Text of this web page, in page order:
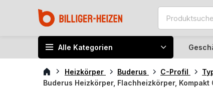
Alle Kategorien
Heizkörper Buderus C-Profil
Buderus Heizkörper, Flachheizkörper,